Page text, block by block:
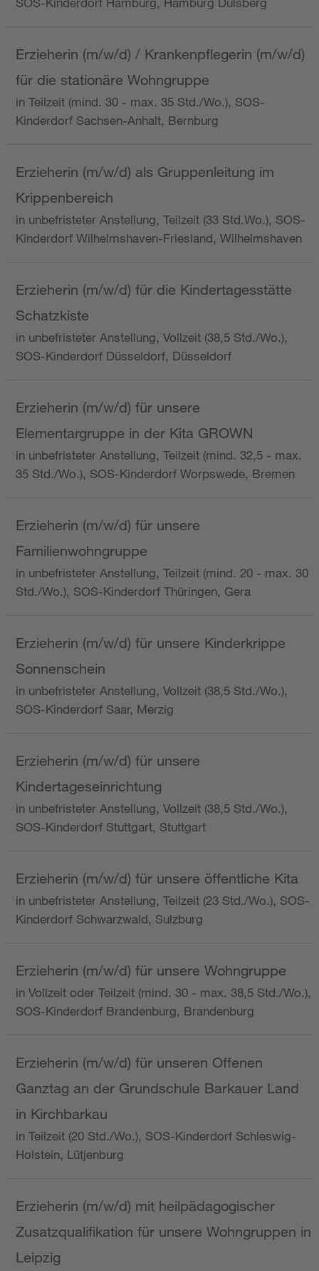
Erzieherin (m/w/d) / Krankenpflegerin (m/w/d)
für die stationäre Wohngruppe
in Teilzeit (mind. 30 - max. 35 Std./Wo.), SOS-
Kinderdorf Sachsen-Anhalt, Bernburg
Erzieherin (m/w/d) als Gruppenleitung im
Krippenbereich
in unbefristeter Anstellung, Teilzeit (33 Std.Wo.), SOS-
Kinderdorf Wilhelmshaven-Friesland, Wilhelmshaven
Erzieherin (m/w/d) für die Kindertagesstätte
Schatzkiste
in unbefristeter Anstellung, Vollzeit (38,5 Std./Wo.),
SOS-Kinderdorf Düsseldorf, Düsseldorf
Erzieherin (m/w/d) für unsere
Elementargruppe in der Kita GROWN
in unbefristeter Anstellung, Teilzeit (mind. 32,5 - max.
35 Std./Wo.), SOS-Kinderdorf Worpswede, Bremen
Erzieherin (m/w/d) für unsere
Familienwohngruppe
in unbefristeter Anstellung, Teilzeit (mind. 20 - max. 30
Std./Wo.), SOS-Kinderdorf Thüringen, Gera
Erzieherin (m/w/d) für unsere Kinderkrippe
Sonnenschein
in unbefristeter Anstellung, Vollzeit (38,5 Std./Wo.),
SOS-Kinderdorf Saar, Merzig
Erzieherin (m/w/d) für unsere
Kindertageseinrichtung
in unbefristeter Anstellung, Vollzeit (38,5 Std./Wo.),
SOS-Kinderdorf Stuttgart, Stuttgart
Erzieherin (m/w/d) für unsere öffentliche Kita
in unbefristeter Anstellung, Teilzeit (23 Std./Wo.), SOS-
Kinderdorf Schwarzwald, Sulzburg
Erzieherin (m/w/d) für unsere Wohngruppe
in Vollzeit oder Teilzeit (mind. 30 - max. 38,5 Std./Wo.),
SOS-Kinderdorf Brandenburg, Brandenburg
Erzieherin (m/w/d) für unseren Offenen
Ganztag an der Grundschule Barkauer Land
in Kirchbarkau
in Teilzeit (20 Std./Wo.), SOS-Kinderdorf Schleswig-
Holstein, Lütjenburg
Erzieherin (m/w/d) mit heilpädagogischer
Zusatzqualifikation für unsere Wohngruppen in
Leipzig